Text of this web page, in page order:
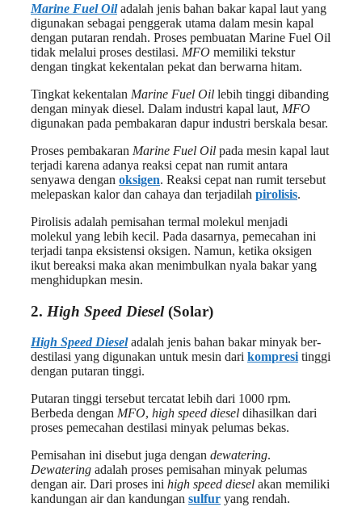
Marine Fuel Oiladalah jenis bahan bakar kapal laut yang
digunakan sebagai penggerak utama dalam mesin kapal
dengan putaran rendah. Proses pembuatan Marine Fuel Oil
tidak melalui proses destilasi. MFO memiliki tekstur
dengan tingkat kekentalan pekat dan berwarna hitam.
Tingkat kekentalan Marine Fuel Oil lebih tinggi dibanding
dengan minyak diesel. Dalam industri kapal laut, MFO
digunakan pada pembakaran dapur industri berskala besar.
Proses pembakaran Marine Fuel Oil pada mesin kapal laut
terjadi karena adanya reaksi cepat nan rumit antara
senyawa dengan oksigen. Reaksi cepat nan rumit tersebut
melepaskan kalor dan cahaya dan terjadilah pirolisis.
Pirolisis adalah pemisahan termal molekul menjadi
molekul yang lebih kecil. Pada dasarnya, pemecahan ini
terjadi tanpa eksistensi oksigen. Namun, ketika oksigen
ikut bereaksi maka akan menimbulkan nyala bakar yang
menghidupkan mesin.
2. High Speed Diesel(Solar)
High Speed Dieseladalah jenis bahan bakar minyak ber-
destilasi yang digunakan untuk mesin dari kompresi tinggi
dengan putaran tinggi.
Putaran tinggi tersebut tercatat lebih dari 1000 rpm.
Berbeda dengan MFO, high speed diesel dihasilkan dari
proses pemecahan destilasi minyak pelumas bekas.
Pemisahan ini disebut juga dengan dewatering.
Dewatering adalah proses pemisahan minyak pelumas
dengan air. Dari proses ini high speed diesel akan memiliki
kandungan air dan kandungan sulfur yang rendah.